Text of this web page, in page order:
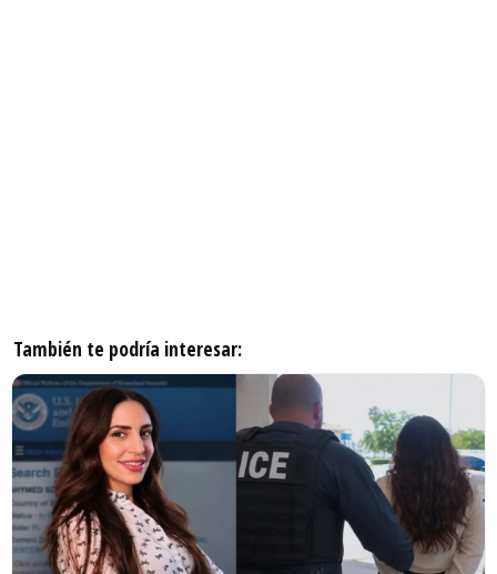
También te podría interesar: